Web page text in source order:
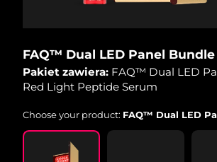
FAQ™ Dual LED Panel Bundle
Pakiet zawiera: FAQ™ Dual LED
Red Light Peptide Serum
Choose your product: FAQ™ Dual LED
Rumunia
Arabia Saudyjska